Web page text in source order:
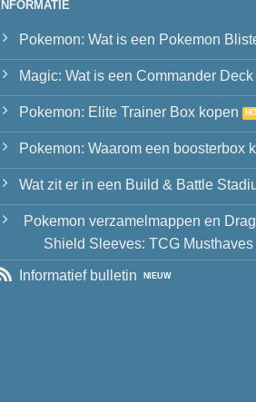
INFORMATIE
Pokemon: Wat is een Pokemon
Magic: Wat is een Commander
Pokemon: Elite Trainer Box kopen
Pokemon: Waarom een boosterbox
Wat zit er in een Build & Battle
Pokemon verzamelmappen en
Shield Sleeves: TCG Musthaves
Informatief bulletin